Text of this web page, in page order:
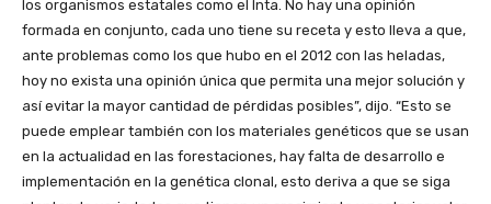
los organismos estatales como el Inta. No hay una opinión
formada en conjunto, cada uno tiene su receta y esto lleva a que,
ante problemas como los que hubo en el 2012 con las heladas,
hoy no exista una opinión única que permita una mejor solución y
así evitar la mayor cantidad de pérdidas posibles”, dijo. “Esto se
puede emplear también con los materiales genéticos que se usan
en la actualidad en las forestaciones, hay falta de desarrollo e
implementación en la genética clonal, esto deriva a que se siga